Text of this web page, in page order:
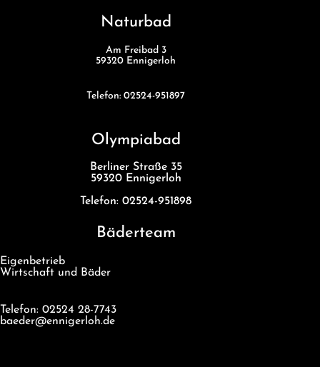
Naturbad
Am Freibad 3
59320 Ennigerloh
Telefon: 02524-951897
Olympiabad
Berliner Straße 35
59320 Ennigerloh
Telefon: 02524-951898
Bäderteam
Eigenbetrieb
Wirtschaft und Bäder
Telefon: 02524 28-7743
baeder@ennigerloh.de